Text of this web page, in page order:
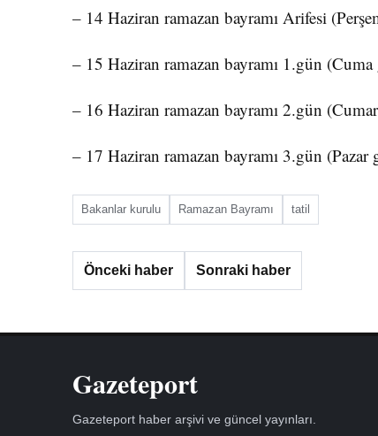
– 14 Haziran ramazan bayramı Arifesi
– 15 Haziran ramazan bayramı 1.gün
– 16 Haziran ramazan bayramı 2.gün
– 17 Haziran ramazan bayramı 3.gün (Pazar
Bakanlar kurulu Ramazan Bayramı tatil
Önceki haber Sonraki haber
Gazeteport
Gazeteport haber arşivi ve güncel yayınları.